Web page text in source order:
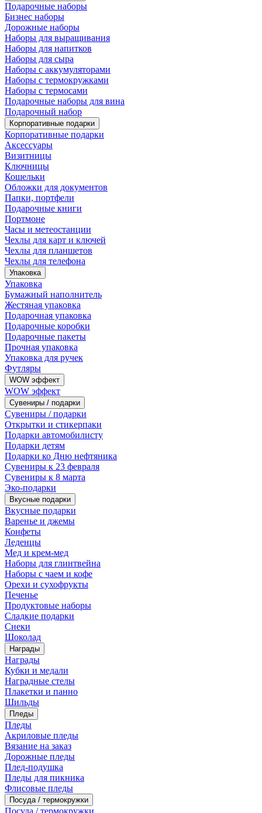
Подарочные наборы
Бизнес наборы
Дорожные наборы
Наборы для выращивания
Наборы для напитков
Наборы для сыра
Наборы с аккумуляторами
Наборы с термокружками
Наборы с термосами
Подарочные наборы для вина
Подарочный набор
Корпоративные подарки
Корпоративные подарки
Аксессуары
Визитницы
Ключницы
Кошельки
Обложки для документов
Папки, портфели
Подарочные книги
Портмоне
Часы и метеостанции
Чехлы для карт и ключей
Чехлы для планшетов
Чехлы для телефона
Упаковка
Упаковка
Бумажный наполнитель
Жестяная упаковка
Подарочная упаковка
Подарочные коробки
Подарочные пакеты
Прочная упаковка
Упаковка для ручек
Футляры
WOW эффект
WOW эффект
Сувениры / подарки
Сувениры / подарки
Открытки и стикерпаки
Подарки автомобилисту
Подарки детям
Подарки ко Дню нефтяника
Сувениры к 23 февраля
Сувениры к 8 марта
Эко-подарки
Вкусные подарки
Вкусные подарки
Варенье и джемы
Конфеты
Леденцы
Мед и крем-мед
Наборы для глинтвейна
Наборы с чаем и кофе
Орехи и сухофрукты
Печенье
Продуктовые наборы
Сладкие подарки
Снеки
Шоколад
Награды
Награды
Кубки и медали
Наградные стелы
Плакетки и панно
Шильды
Пледы
Пледы
Акриловые пледы
Вязание на заказ
Дорожные пледы
Плед-подушка
Пледы для пикника
Флисовые пледы
Посуда / термокружки
Посуда / термокружки